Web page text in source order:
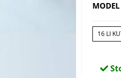
16 LI